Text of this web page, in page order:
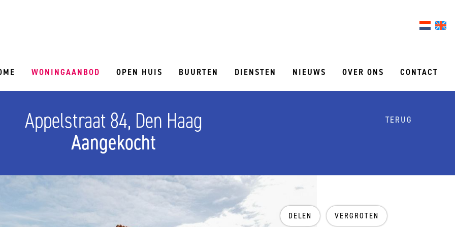
WONINGAANBOD OPEN HUIS BUURTEN DIENSTEN NIEUWS OVER ONS CONTACT
Appelstraat 84, Den Haag
Aangekocht
TERUG
DELEN VERGROTEN